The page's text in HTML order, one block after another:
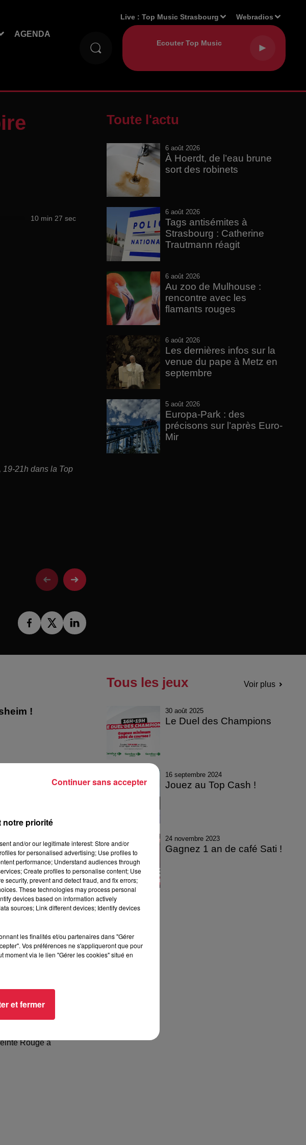
AGENDA
Live :Top Music Strasbourg Webradios
10 min 27 sec
19-21h dans la Top
Toute l'actu
6 août 2026
À Hoerdt, de l’eau brune
sort des robinets
6 août 2026
Tags antisémites à
Strasbourg : Catherine
Trautmann réagit
6 août 2026
Au zoo de Mulhouse :
rencontre avec les
flamants rouges
6 août 2026
Les dernières infos sur la
venue du pape à Metz en
septembre
5 août 2026
Europa-Park : des
précisons sur l’après Euro-
Mir
!
de
Rouge à
Tous les jeux Voir plus
30 août 2025
Le Duel des Champions
16 septembre 2024
Jouez au Top Cash !
24 novembre 2023
Gagnez 1 an de café Sati !
notre priorité
and/or our legitimate interest: Store and/or
for personalised advertising; Use profiles to
performance; Understand audiences through
Create profiles to personalise content; Use
security, prevent and detect fraud, and fix errors;
These technologies may process personal
devices based on information actively
sources; Link different devices; Identify devices
les finalités et/ou partenaires dans "Gérer
Vos préférences ne s'appliqueront que pour
moment via le lien "Gérer les cookies" situé en
et fermer
Continuer sans accepter